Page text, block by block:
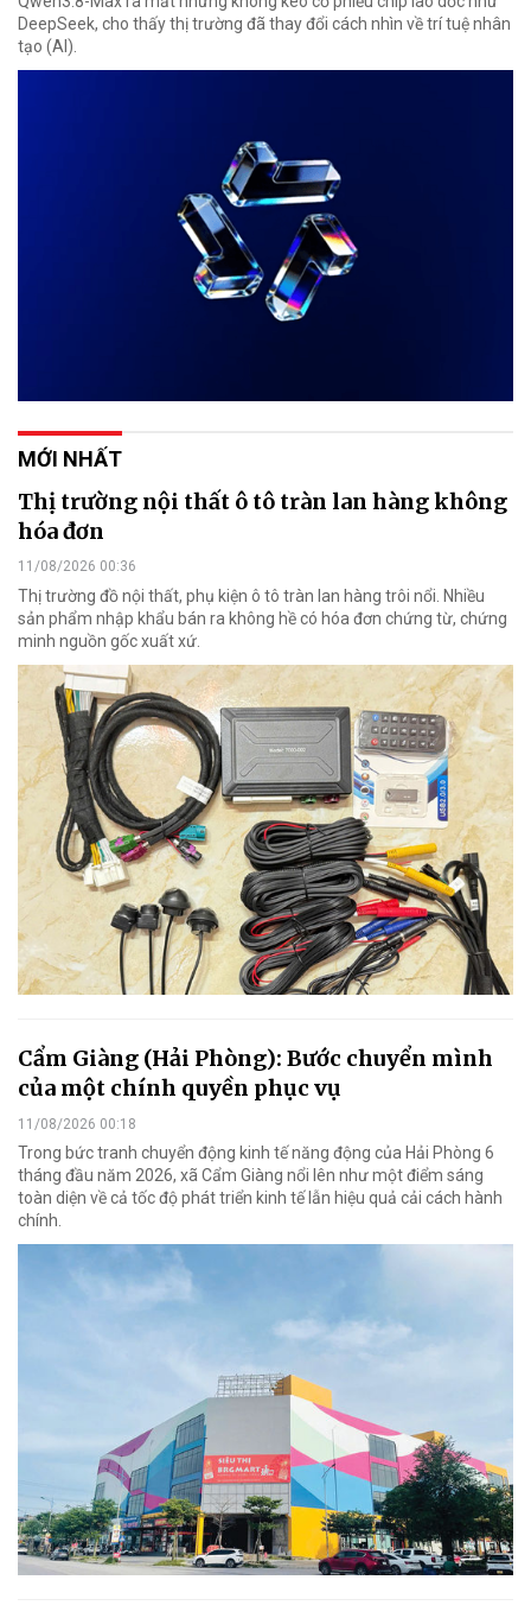
DeepSeek, cho thấy thị trường đã thay đổi cách nhìn về trí tuệ nhân
tạo (AI).
MỚI NHẤT
Thị trường nội thất ô tô tràn lan hàng không
hóa đơn
11/08/2026 00:36
Thị trường đồ nội thất, phụ kiện ô tô tràn lan hàng trôi nổi. Nhiều
sản phẩm nhập khẩu bán ra không hề có hóa đơn chứng từ, chứng
minh nguồn gốc xuất xứ.
Cẩm Giàng (Hải Phòng): Bước chuyển mình
của một chính quyền phục vụ
11/08/2026 00:18
Trong bức tranh chuyển động kinh tế năng động của Hải Phòng 6
tháng đầu năm 2026, xã Cẩm Giàng nổi lên như một điểm sáng
toàn diện về cả tốc độ phát triển kinh tế lẫn hiệu quả cải cách hành
chính.